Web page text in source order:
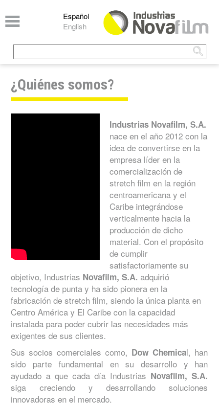
Español
English
Formulario de búsqueda
¿Quiénes somos?
Industrias Novafilm, S.A.
nace en el año 2012 con la
idea de convertirse en la
empresa líder en la
comercialización de
stretch film en la región
centroamericana y el
Caribe integrándose
verticalmente hacia la
producción de dicho
material. Con el propósito
de cumplir
satisfactoriamente su
objetivo, Industrias Novafilm, S.A. adquirió
tecnología de punta y ha sido pionera en la
fabricación de stretch film, siendo la única planta en
Centro América y El Caribe con la capacidad
instalada para poder cubrir las necesidades más
exigentes de sus clientes.
Sus socios comerciales como, Dow Chemical, han
sido parte fundamental en su desarrollo y han
ayudado a que cada día Industrias Novafilm, S.A.
siga creciendo y desarrollando soluciones
innovadoras en el mercado.